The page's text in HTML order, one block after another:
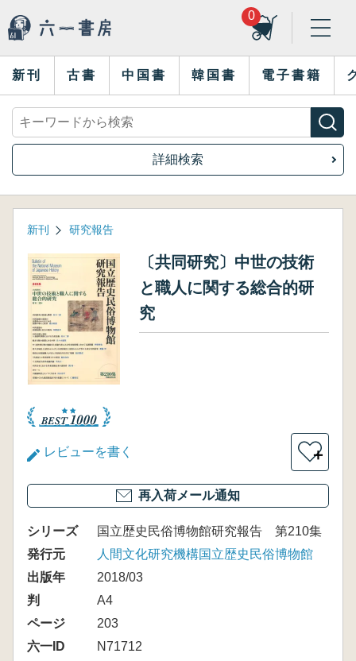
0
新刊 古書 中国書 韓国書 電子書籍
詳細検索
新刊 研究報告
〔共同研究〕中世の技術
と職人に関する総合的研
究
レビューを書く ＋
再入荷メール通知
シリーズ
国立歴史民俗博物館研究報告 第210集
発行元
人間文化研究機構国立歴史民俗博物館
出版年
2018/03
判
A4
ページ
203
六一ID
N71712